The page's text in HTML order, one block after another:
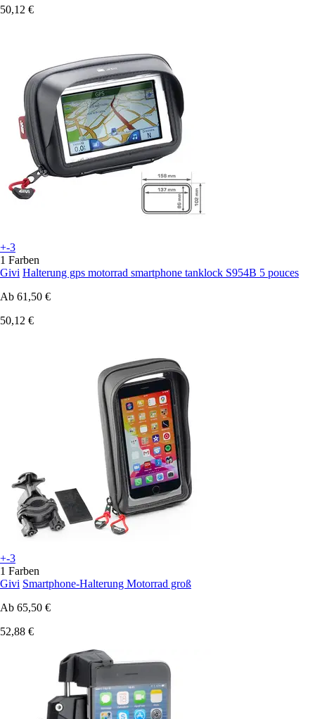
50,12 €
+-3
1 Farben
Givi Halterung gps motorrad smartphone tanklock S954B 5 pouces
Ab 61,50 €
50,12 €
+-3
1 Farben
Givi Smartphone-Halterung Motorrad groß
Ab 65,50 €
52,88 €